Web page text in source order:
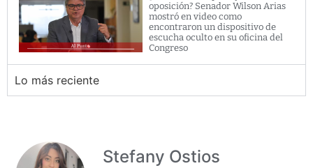
oposición? Senador Wilson Arias
mostró en video como
encontraron un dispositivo de
escucha oculto en su oficina del
Congreso
Lo más reciente
Stefany Ostios